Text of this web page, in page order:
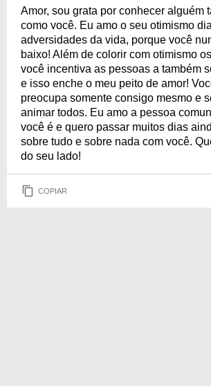
Amor, sou grata por conhecer alguém
como você. Eu amo o seu otimismo
adversidades da vida, porque você
baixo! Além de colorir com otimismo
você incentiva as pessoas a também
e isso enche o meu peito de amor!
preocupa somente consigo mesmo e
animar todos. Eu amo a pessoa
você é e quero passar muitos dias
sobre tudo e sobre nada com você.
do seu lado!
COPIAR